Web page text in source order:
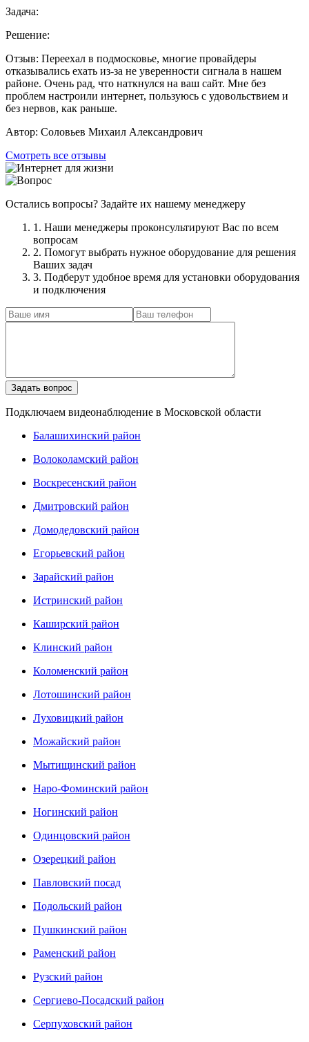
Задача:
Решение:
Отзыв: Переехал в подмосковье, многие провайдеры
отказывались ехать из-за не уверенности сигнала в нашем
районе. Очень рад, что наткнулся на ваш сайт. Мне без
проблем настроили интернет, пользуюсь с удовольствием и
без нервов, как раньше.
Автор: Соловьев Михаил Александрович
Смотреть все отзывы
Остались вопросы? Задайте их нашему менеджеру
1. Наши менеджеры проконсультируют Вас по всем
вопросам
2. Помогут выбрать нужное оборудование для решения
Ваших задач
3. Подберут удобное время для установки оборудования
и подключения
Подключаем видеонаблюдение в Московской области
Балашихинский район
Волоколамский район
Воскресенский район
Дмитровский район
Домодедовский район
Егорьевский район
Зарайский район
Истринский район
Каширский район
Клинский район
Коломенский район
Лотошинский район
Луховицкий район
Можайский район
Мытищинский район
Наро-Фоминский район
Ногинский район
Одинцовский район
Озерецкий район
Павловский посад
Подольский район
Пушкинский район
Раменский район
Рузский район
Сергиево-Посадский район
Серпуховский район